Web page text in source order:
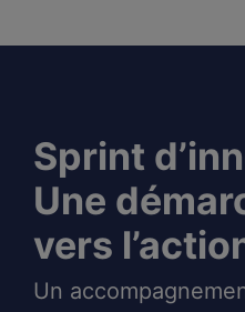
Sprint
Une
vers
Un